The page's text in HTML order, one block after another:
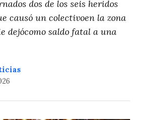
dos de los seis heridos
causó un colectivoen la zona
dejócomo saldo fatal a una